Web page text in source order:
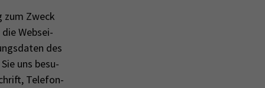
zum Zweck
die Web­sei­
des
uns be­su­
Te­le­fon­